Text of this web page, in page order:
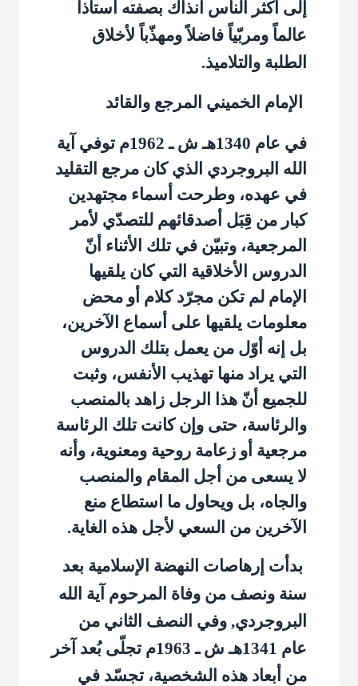
إلى أكثر الناس آنذاك بصفته أستاذاً
عالماً ومربّياً فاضلاً ومهذّباً لأخلاق
الطلبة والتلاميذ.
الإمام الخميني المرجع والقائد
في عام 1340هـ ش ـ 1962م توفي آية
الله البروجردي الذي كان مرجع التقليد
في عهده، وطرحت أسماء مجتهدين
كبار من قِبَل أصدقائهم للتصدّي لأمر
المرجعية، وتبيّن في تلك الأثناء أنّ
الدروس الأخلاقية التي كان يلقيها
الإمام لم تكن مجرّد كلام أو محض
معلومات يلقيها على أسماع الآخرين،
بل إنه أوّل من يعمل بتلك الدروس
التي يراد منها تهذيب الأنفس، وثبت
للجميع أنّ هذا الرجل زاهد بالمنصب
والرئاسة، حتى وإن كانت تلك الرئاسة
مرجعية أو زعامة روحية ومعنوية، وأنه
لا يسعى من أجل المقام والمنصب
والجاه، بل ويحاول ما استطاع منع
الآخرين من السعي لأجل هذه الغاية.
بدأت إرهاصات النهضة الإسلامية بعد
سنة ونصف من وفاة المرحوم آية الله
البروجردي, وفي النصف الثاني من
عام 1341هـ ش ـ 1963م تجلّى بُعد آخر
من أبعاد هذه الشخصية، تجسّد في